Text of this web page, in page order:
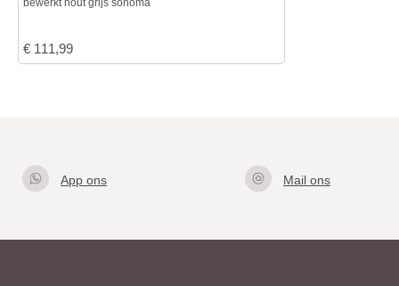
bewerkt hout grijs sonoma
€ 111,99
App ons
Mail ons